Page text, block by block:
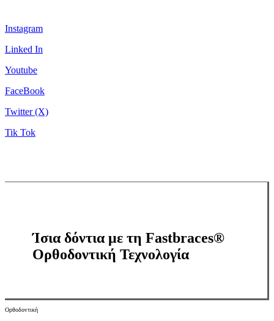
Instagram
Linked In
Youtube
FaceBook
Twitter (X)
Tik Tok
Ίσια δόντια με τη Fastbraces®
Ορθοδοντική Τεχνολογία
Ορθοδοντική